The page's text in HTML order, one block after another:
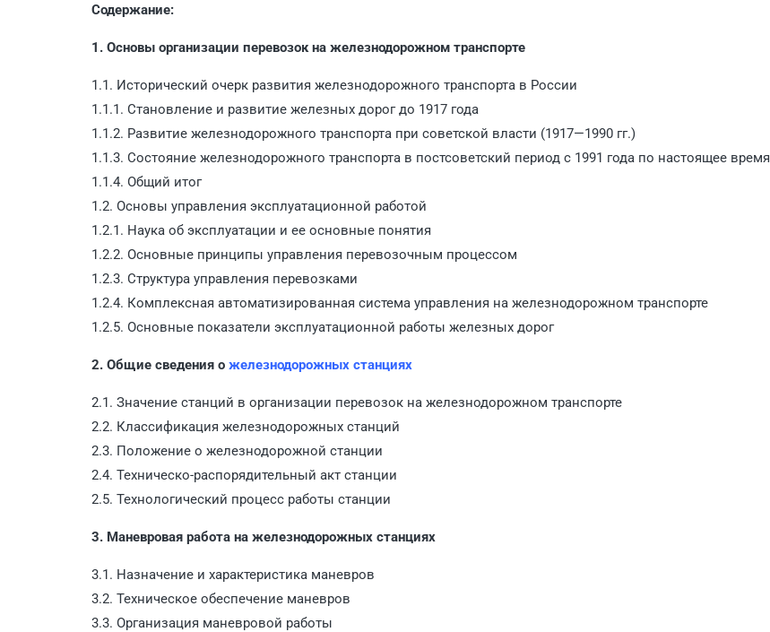
Содержание:
1. Основы организации перевозок на железнодорожном транспорте
1.1. Исторический очерк развития железнодорожного транспорта в России
1.1.1. Становление и развитие железных дорог до 1917 года
1.1.2. Развитие железнодорожного транспорта при советской власти (1917—1990 гг.)
1.1.3. Состояние железнодорожного транспорта в постсоветский период с 1991 года по настоящее время
1.1.4. Общий итог
1.2. Основы управления эксплуатационной работой
1.2.1. Наука об эксплуатации и ее основные понятия
1.2.2. Основные принципы управления перевозочным процессом
1.2.3. Структура управления перевозками
1.2.4. Комплексная автоматизированная система управления на железнодорожном транспорте
1.2.5. Основные показатели эксплуатационной работы железных дорог
2. Общие сведения о железнодорожных станциях
2.1. Значение станций в организации перевозок на железнодорожном транспорте
2.2. Классификация железнодорожных станций
2.3. Положение о железнодорожной станции
2.4. Техническо-распорядительный акт станции
2.5. Технологический процесс работы станции
3. Маневровая работа на железнодорожных станциях
3.1. Назначение и характеристика маневров
3.2. Техническое обеспечение маневров
3.3. Организация маневровой работы